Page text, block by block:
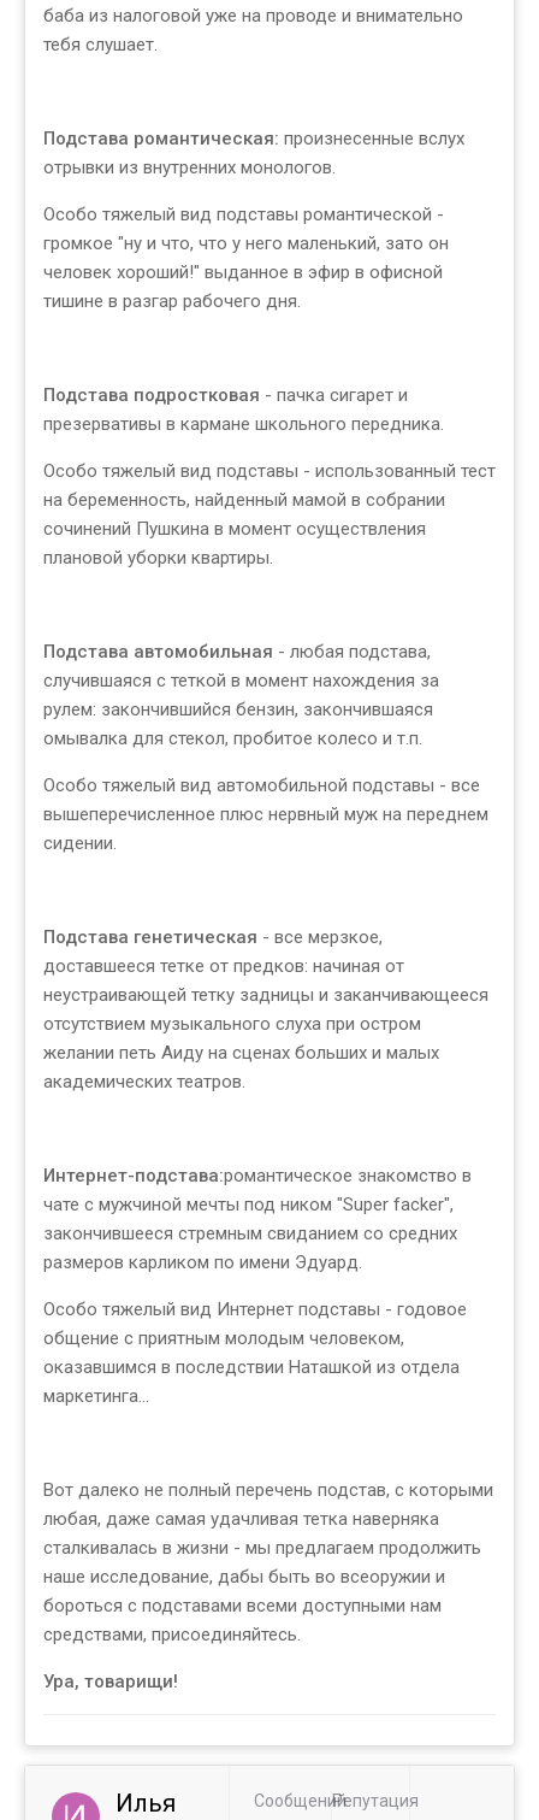
баба из налоговой уже на проводе и внимательно
тебя слушает.
Подстава романтическая: произнесенные вслух
отрывки из внутренних монологов.
Особо тяжелый вид подставы романтической -
громкое "ну и что, что у него маленький, зато он
человек хороший!" выданное в эфир в офисной
тишине в разгар рабочего дня.
Подстава подростковая - пачка сигарет и
презервативы в кармане школьного передника.
Особо тяжелый вид подставы - использованный тест
на беременность, найденный мамой в собрании
сочинений Пушкина в момент осуществления
плановой уборки квартиры.
Подстава автомобильная - любая подстава,
случившаяся с теткой в момент нахождения за
рулем: закончившийся бензин, закончившаяся
омывалка для стекол, пробитое колесо и т.п.
Особо тяжелый вид автомобильной подставы - все
вышеперечисленное плюс нервный муж на переднем
сидении.
Подстава генетическая - все мерзкое,
доставшееся тетке от предков: начиная от
неустраивающей тетку задницы и заканчивающееся
отсутствием музыкального слуха при остром
желании петь Аиду на сценах больших и малых
академических театров.
Интернет-подстава:романтическое знакомство в
чате с мужчиной мечты под ником "Suрer facker",
закончившееся стремным свиданием со средних
размеров карликом по имени Эдуард.
Особо тяжелый вид Интернет подставы - годовое
общение с приятным молодым человеком,
оказавшимся в последствии Наташкой из отдела
маркетинга...
Вот далеко не полный перечень подстав, с которыми
любая, даже самая удачливая тетка наверняка
сталкивалась в жизни - мы предлагаем продолжить
наше исследование, дабы быть во всеоружии и
бороться с подставами всеми доступными нам
средствами, присоединяйтесь.
Ура, товарищи!
Илья СообщенийРепутация